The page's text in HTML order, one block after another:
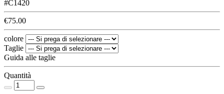
#C1420
€75.00
colore
Taglie
Guida alle taglie
Quantità